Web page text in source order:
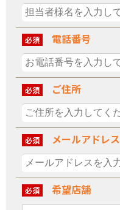
電話番号
必須
ご住所
必須
メールアドレス
必須
希望店舗
必須